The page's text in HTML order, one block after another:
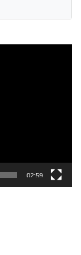
02:59